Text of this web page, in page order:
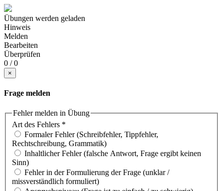
Übungen werden geladen
Hinweis
Melden
Bearbeiten
Überprüfen
0 / 0
×
Frage melden
Fehler melden in Übung
Art des Fehlers *
Formaler Fehler (Schreibfehler, Tippfehler,
Rechtschreibung, Grammatik)
Inhaltlicher Fehler (falsche Antwort, Frage ergibt keinen
Sinn)
Fehler in der Formulierung der Frage (unklar /
missverständlich formuliert)